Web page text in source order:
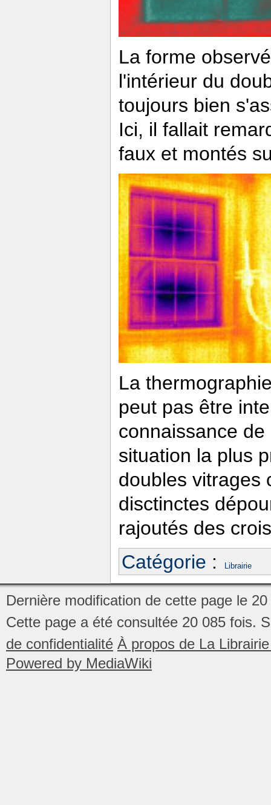
La forme
l'intérieur du
toujours bien
Ici, il fallait
faux et montés
La
peut pas être
connaissance
situation la plus
doubles vitrages
disctinctes
rajoutés des
Catégorie : Librairie
Dernière modification de cette page le
Cette page a été consultée 20 085 fois.
de confidentialité À propos de La
Powered by MediaWiki